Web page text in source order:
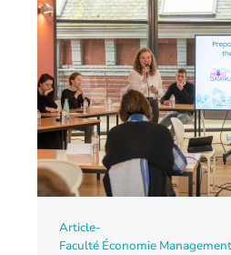
Article-
Faculté Économie